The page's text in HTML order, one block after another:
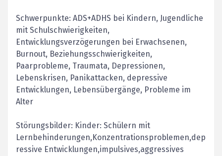
Schwerpunkte: ADS+ADHS bei Kindern, Jugendliche
mit Schulschwierigkeiten,
Entwicklungsverzögerungen bei Erwachsenen,
Burnout, Beziehungsschwierigkeiten,
Paarprobleme, Traumata, Depressionen,
Lebenskrisen, Panikattacken, depressive
Entwicklungen, Lebensübergänge, Probleme im
Alter
Störungsbilder: Kinder: Schülern mit
Lernbehinderungen,Konzentrationsproblemen,dep
ressive Entwicklungen,impulsives,aggressives